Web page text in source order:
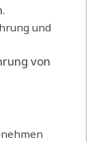
und
von